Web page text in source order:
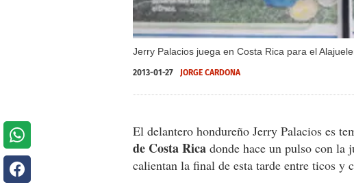
Jerry Palacios juega en Costa Rica para el
2013-01-27 JORGE CARDONA
El delantero hondureño Jerry Palacios es
de Costa Rica donde hace un pulso con la
calientan la final de esta tarde entre ticos y